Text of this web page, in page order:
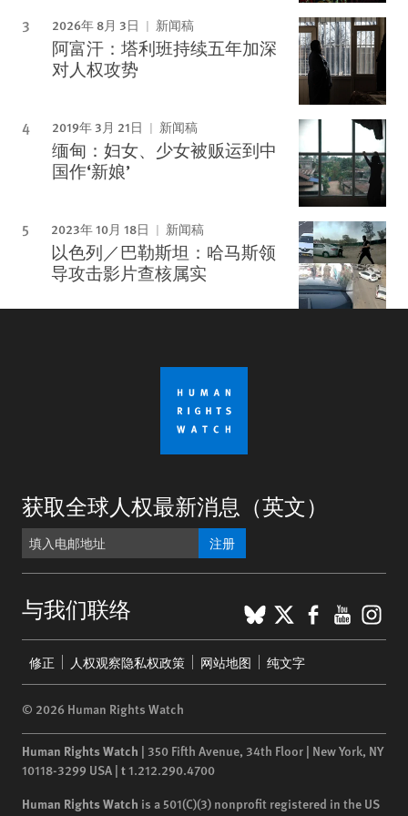
2026年 8月 3日 新闻稿
阿富汗：塔利班持续五年加深
对人权攻势
2019年 3月 21日 新闻稿
缅甸：妇女、少女被贩运到中
国作‘新娘’
2023年 10月 18日 新闻稿
以色列／巴勒斯坦：哈马斯领
导攻击影片查核属实
获取全球人权最新消息（英文）
注册
与我们联络 BlueSky
X
menu
修正 人权观察隐私权政策 网站地图 纯文字
© 2026 Human Rights Watch
Human Rights Watch | 350 Fifth Avenue, 34th Floor | New York, NY
10118-3299 USA | t1.212.290.4700
Human Rights Watch is a 501(C)(3) nonprofit registered in the US